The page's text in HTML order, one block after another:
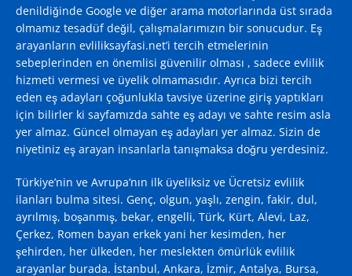
denildiğinde Google ve diğer arama motorlarında üst sırada
olmamız tesadüf değil, çalışmalarımızın bir sonucudur. Eş
arayanların evliliksayfasi.net’i tercih etmelerinin
sebeplerinden en önemlisi güvenilir olması , sadece evlilik
hizmeti vermesi ve üyelik olmamasıdır. Ayrıca bizi tercih
eden eş adayları çoğunlukla tavsiye üzerine giriş yaptıkları
için bilirler ki sayfamızda sahte eş adayı ve sahte resim asla
yer almaz. Güncel olmayan eş adayları yer almaz. Sizin de
niyetiniz eş arayan insanlarla tanışmaksa doğru yerdesiniz.
Türkiye’nin ve Avrupa’nın ilk üyeliksiz ve Ücretsiz evlilik
ilanları bulma sitesi. Genç, olgun, yaşlı, zengin, fakir, dul,
ayrılmış, boşanmış, bekar, engelli, Türk, Kürt, Alevi, Laz,
Çerkez, Romen bayan erkek yani her kesimden, her
şehirden, her ülkeden, her meslekten ömürlük evlilik
arayanlar burada. İstanbul, Ankara, İzmir, Antalya, Bursa,